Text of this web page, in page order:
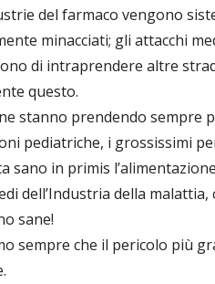
del farmaco vengono
minacciati; gli attacchi
di intraprendere altre
questo.
stanno prendendo sempre
pediatriche, i grossissimi
sano in primis
dell’Industria della
sane!
sempre che il pericolo più